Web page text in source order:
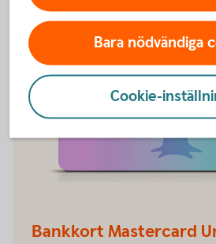
Bankkort Mastercard
Bara nödvändiga
Cookie-